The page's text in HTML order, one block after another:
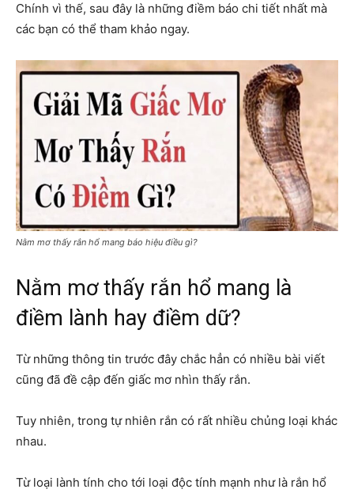
Chính vì thế, sau đây là những điềm báo chi tiết nhất mà
các bạn có thể tham khảo ngay.
Nằm mơ thấy rắn hổ mang báo hiệu điều gì?
Nằm mơ thấy rắn hổ mang là
điềm lành hay điềm dữ?
Từ những thông tin trước đây chắc hẳn có nhiều bài viết
cũng đã đề cập đến giấc mơ nhìn thấy rắn.
Tuy nhiên, trong tự nhiên rắn có rất nhiều chủng loại khác
nhau.
Từ loại lành tính cho tới loại độc tính mạnh như là rắn hổ